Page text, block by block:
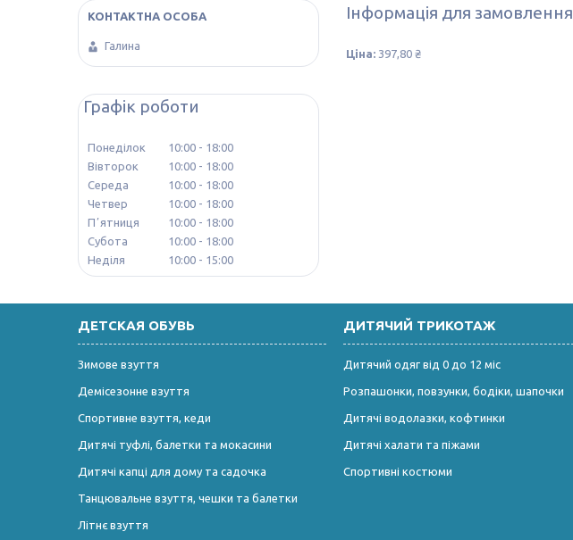
Інформація для замовлення
Ціна: 397,80 ₴
Галина
Графік роботи
Понеділок 10:00
18:00
Вівторок
10:00
18:00
Середа
10:00
18:00
Четвер
10:00
18:00
Пʼятниця
10:00
18:00
Субота
10:00
18:00
Неділя
10:00 15:00
ДЕТСКАЯ ОБУВЬ
Зимове взуття
Демісезонне взуття
Спортивне взуття, кеди
Дитячі туфлі, балетки та мокасини
Дитячі капці для дому та садочка
Танцювальне взуття, чешки та балетки
Літнє взуття
ДИТЯЧИЙ ТРИКОТАЖ
Дитячий одяг від 0 до 12 міс
Розпашонки, повзунки, бодіки, шапочки
Дитячі водолазки, кофтинки
Дитячі халати та піжами
Спортивні костюми